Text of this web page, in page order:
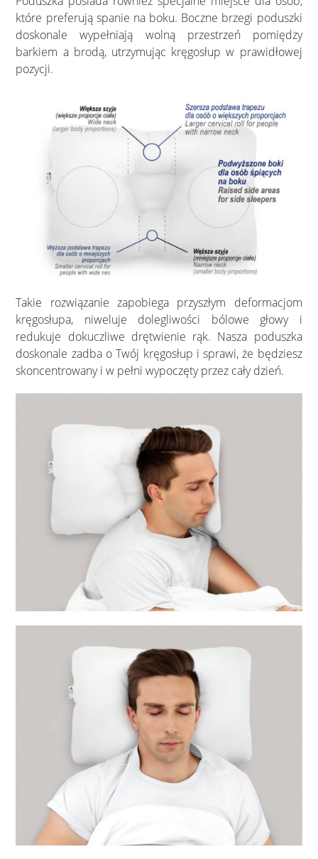
które preferują spanie na boku. Boczne brzegi poduszki
doskonale wypełniają wolną przestrzeń pomiędzy
barkiem a brodą, utrzymując kręgosłup w prawidłowej
pozycji.
Takie rozwiązanie zapobiega przyszłym deformacjom
kręgosłupa, niweluje dolegliwości bólowe głowy i
redukuje dokuczliwe drętwienie rąk. Nasza poduszka
doskonale zadba o Twój kręgosłup i sprawi, że będziesz
skoncentrowany i w pełni wypoczęty przez cały dzień.